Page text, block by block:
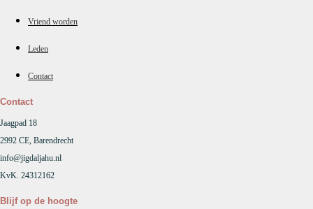
Vriend worden
Leden
Contact
Contact
Jaagpad 18
2992 CE, Barendrecht
info@jigdaljahu.nl
KvK. 24312162
Blijf op de hoogte